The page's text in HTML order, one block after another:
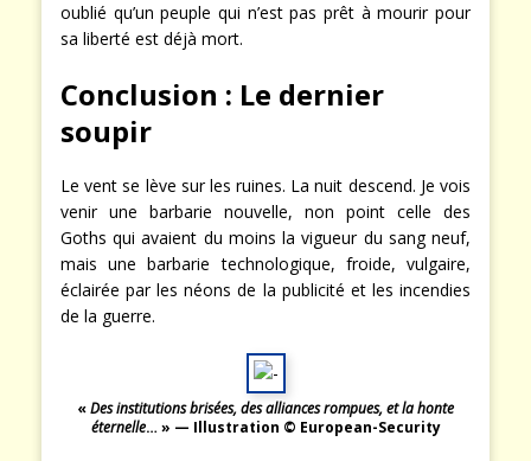
oublié qu’un peuple qui n’est pas prêt à mourir pour
sa liberté est déjà mort.
Conclusion : Le dernier
soupir
Le vent se lève sur les ruines. La nuit descend. Je vois
venir une barbarie nouvelle, non point celle des
Goths qui avaient du moins la vigueur du sang neuf,
mais une barbarie technologique, froide, vulgaire,
éclairée par les néons de la publicité et les incendies
de la guerre.
«Des institutions brisées, des alliancesrompues, et la honte
éternelle… » — Illustration © European-Security